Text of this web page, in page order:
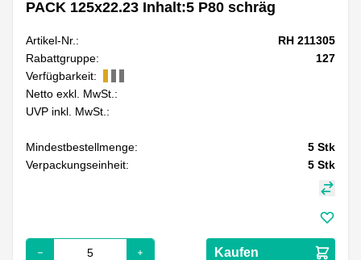
PACK 125x22.23 Inhalt:5 P80 schräg
Artikel-Nr.:
RH 211305
Rabattgruppe:
127
Verfügbarkeit:
Netto exkl. MwSt.:
UVP inkl. MwSt.:
Mindestbestellmenge: 5 Stk
Verpackungseinheit:
5 Stk
Kaufen